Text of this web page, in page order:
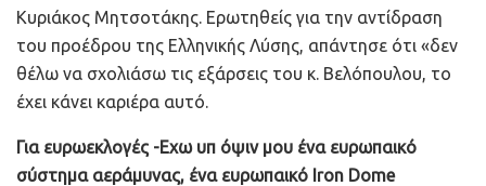
Κυριάκος Μητσοτάκης. Ερωτηθείς για την αντίδραση
του προέδρου της Ελληνικής Λύσης, απάντησε ότι «δεν
θέλω να σχολιάσω τις εξάρσεις του κ. Βελόπουλου, το
έχει κάνει καριέρα αυτό.
Για ευρωεκλογές -Εχω υπ όψιν μου ένα ευρωπαικό
σύστημα αεράμυνας, ένα ευρωπαικό Iron Dome